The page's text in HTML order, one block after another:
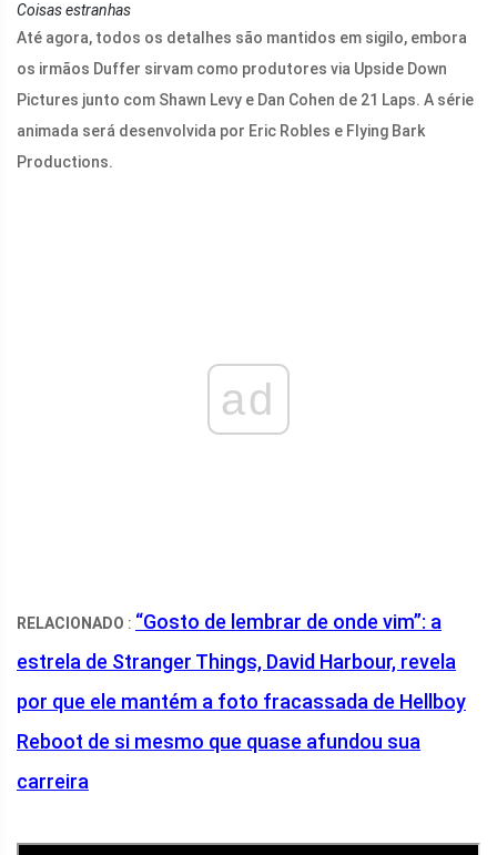
Coisas estranhas
Até agora, todos os detalhes são mantidos em sigilo, embora
os irmãos Duffer sirvam como produtores via Upside Down
Pictures junto com Shawn Levy e Dan Cohen de 21 Laps. A série
animada será desenvolvida por Eric Robles e Flying Bark
Productions.
ad
RELACIONADO : “Gosto de lembrar de onde vim”: a
estrela de Stranger Things, David Harbour, revela
por que ele mantém a foto fracassada de Hellboy
Reboot de si mesmo que quase afundou sua
carreira